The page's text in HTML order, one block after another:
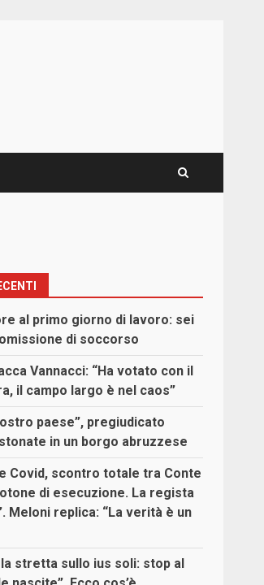
al primo giorno di lavoro: sei
di soccorso
Vannacci: “Ha votato con il
il campo largo è nel caos”
paese”, pregiudicato
in un borgo abruzzese
Covid, scontro totale tra Conte
di esecuzione. La regista
Meloni replica: “La verità è un
stretta sullo ius soli: stop al